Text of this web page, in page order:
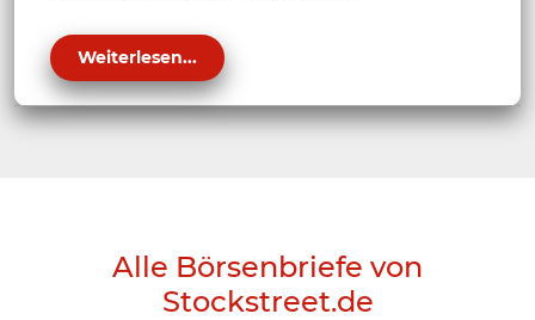
Weiterlesen...
Alle Börsenbriefe von
Stockstreet.de